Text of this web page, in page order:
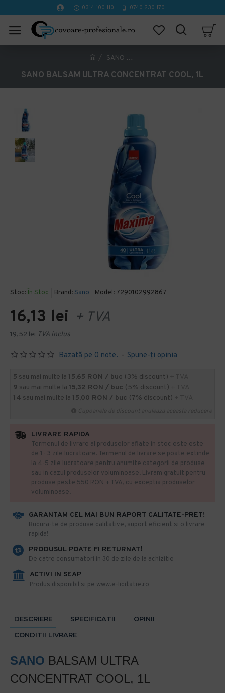
0314 100 110 0740 230 170
SANO BALSAM ULTRA CONCENTRAT COOL, 1L
SANO BALSAM ULTRA CONCENTRAT COOL, 1L
Stoc: În Stoc Brand: Sano Model: 7290102992867
Bazată pe 0 note. - Spune-ţi opinia
16,13 lei + TVA
19,52 lei TVA inclus
5 sau mai multe la 15,65 RON / buc (3% discount)
9 sau mai multe la 15,32 RON / buc (5% discount)
14 sau mai multe la 15,00 RON / buc (7% discount)
GARANTAM CEL MAI BUN RAPORT CALITATE-PRET!
​Bucura-te de produse calitative, suport eficient si o livrare
rapida!
PRODUSUL POATE FI RETURNAT!
De catre consumatori in 30 de zile de la achizitie
ACTIVI IN SEAP
Produs disponibil si pe www.e-licitatie.ro
LIVRARE RAPIDA
Termenul de livrare al produselor aflate in stoc este este
de 1- 3 zile lucratoare. Termenul de livrare se poate extinde
la 4-5 zile lucratoare pentru anumite categorii de produse
sau in cazul produselor voluminoase. Livram gratuit pentru
produse peste 550 RON + TVA, cu exceptia produselor
voluminoase.
DESCRIERE SPECIFICATII
OPINII
CONDITII LIVRARE
SANO BALSAM ULTRA
CONCENTRAT COOL, 1L